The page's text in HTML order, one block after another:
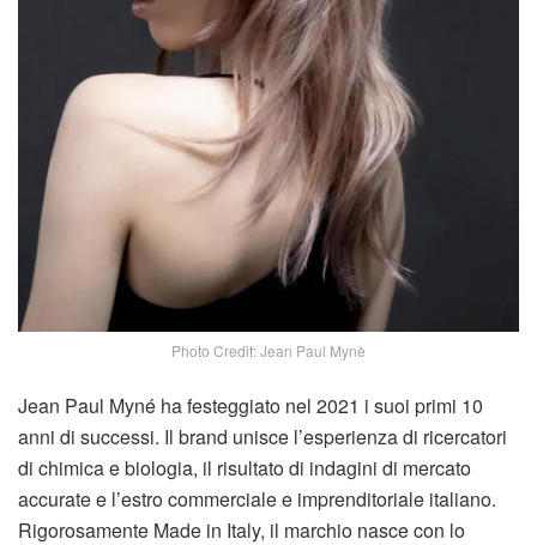
Photo Credit: Jean Paul Mynè
Jean Paul Myné ha festeggiato nel 2021 i suoi primi 10
anni di successi. Il brand unisce l’esperienza di ricercatori
di chimica e biologia, il risultato di indagini di mercato
accurate e l’estro commerciale e imprenditoriale italiano.
Rigorosamente Made in Italy, il marchio nasce con lo